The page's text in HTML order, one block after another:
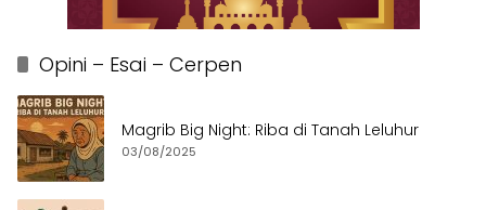
Opini – Esai – Cerpen
Magrib Big Night: Riba di Tanah Leluhur
03/08/2025